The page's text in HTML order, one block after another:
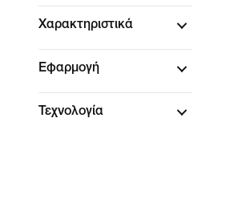
Χαρακτηριστικά
Εφαρμογή
Τεχνολογία